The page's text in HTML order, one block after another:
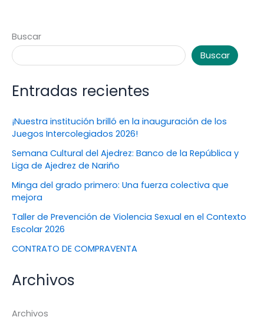
Buscar
Buscar
Entradas recientes
¡Nuestra institución brilló en la inauguración de los
Juegos Intercolegiados 2026!
Semana Cultural del Ajedrez: Banco de la República y
Liga de Ajedrez de Nariño
Minga del grado primero: Una fuerza colectiva que
mejora
Taller de Prevención de Violencia Sexual en el Contexto
Escolar 2026
CONTRATO DE COMPRAVENTA
Archivos
Archivos